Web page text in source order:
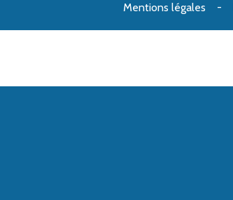
Mentions légales